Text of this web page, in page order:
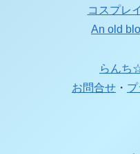
コスプレ
An old
らんち
お問合せ ・